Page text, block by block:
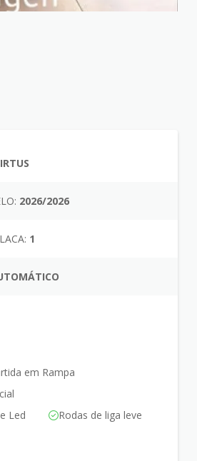
2026/2026
1
em Rampa
Led
Rodas de liga leve